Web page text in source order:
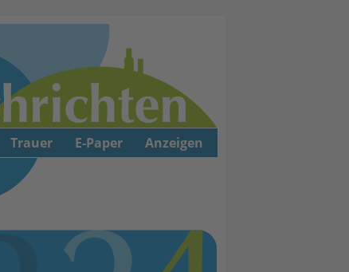
Trauer E-Paper Anzeigen